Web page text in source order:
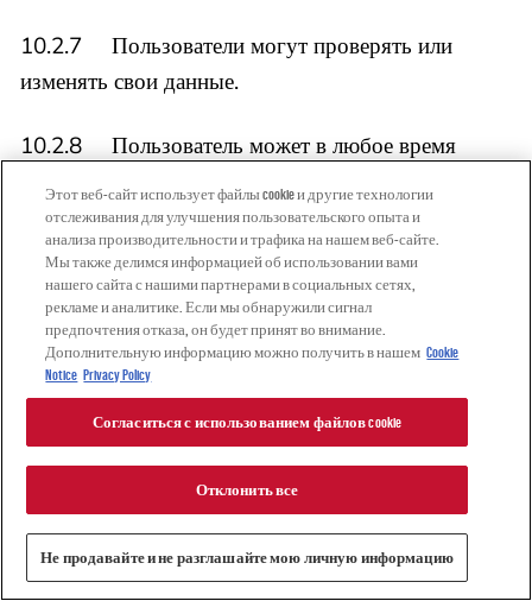
10.2.7 Пользователи могут проверять или
изменять свои данные.
10.2.8 Пользователь может в любое время
запросить удаление его доступа к Garage Gurus в
письменной форме или по электронной почте.
10.3. Объем услуг Garage Gurus
10.3.1 Garage Gurus предоставляет
Пользователям информацию о своих продуктах и
услугах, таких как технические услуги, новости и
обучение (далее «Услуги Garage Gurus»).
10.3.2 Все Услуги Garage Gurus носят
информационный характер, а значит, они не
заменяют никакого формального обучения,
Этот веб-сайт использует файлы cookie и другие технологии
отслеживания для улучшения пользовательского опыта и
анализа производительности и трафика на нашем веб-сайте.
Мы также делимся информацией об использовании вами
нашего сайта с нашими партнерами в социальных сетях,
рекламе и аналитике. Если мы обнаружили сигнал
предпочтения отказа, он будет принят во внимание.
Дополнительную информацию можно получить в нашем Cookie
Notice Privacy Policy
Не продавайте и не разглашайте мою личную информацию
Отклонить все
Согласиться с использованием файлов cookie